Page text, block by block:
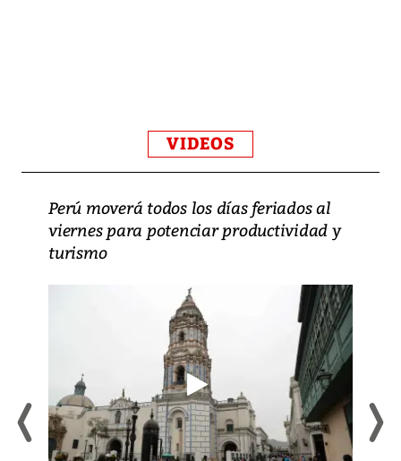
VIDEOS
Perú moverá todos los días feriados al
viernes para potenciar productividad y
turismo